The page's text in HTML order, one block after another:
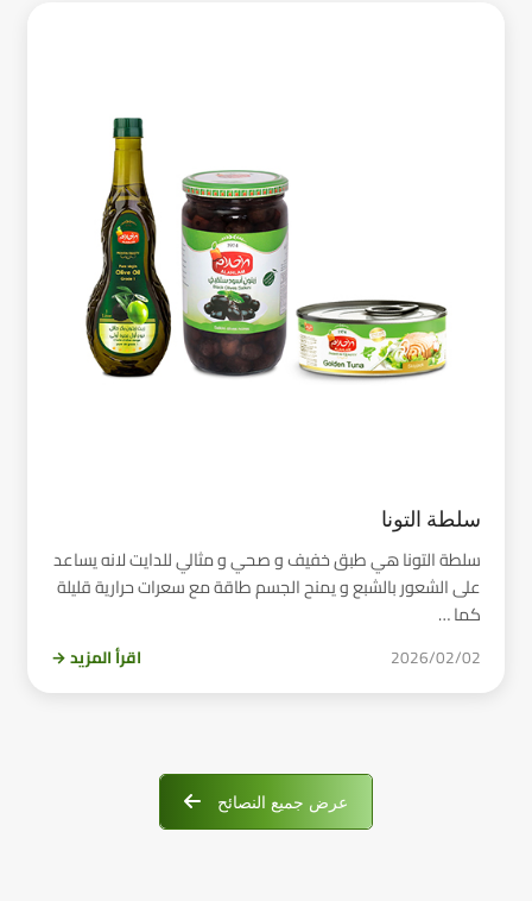
سلطة التونا
سلطة التونا هي طبق خفيف و صحي و مثالي للدايت لانه يساعد
على الشعور بالشبع و يمنح الجسم طاقة مع سعرات حرارية قليلة
كما …
2026/02/02 اقرأ المزيد →
عرض جميع النصائح